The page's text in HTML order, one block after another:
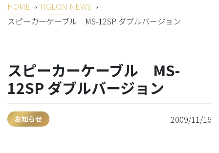
HOME › TIGLON NEWS ›
スピーカーケーブル MS-12SP ダブルバージョン
スピーカーケーブル MS-
12SP ダブルバージョン
お知らせ 2009/11/16